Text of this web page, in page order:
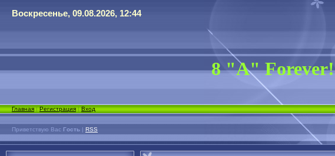
Воскресенье, 09.08.2026, 12:44
8 "А" Forever!
Главная|Регистрация|Вход
Приветствую Вас Гость | RSS